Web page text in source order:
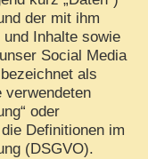
der mit ihm
Inhalte sowie
Social Media
als
verwendeten
oder
Definitionen im
(DSGVO).